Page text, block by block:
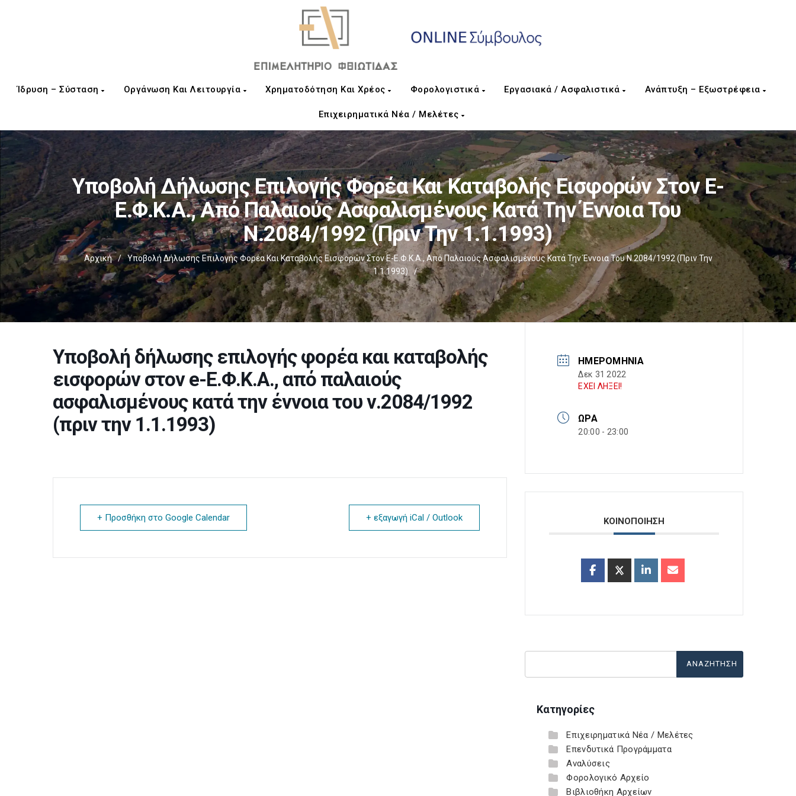
Ίδρυση – Σύσταση Οργάνωση Και Λειτουργία Χρηματοδότηση Και Χρέος Φορολογιστικά Εργασιακά / Ασφαλιστικά Ανάπτυξη – Εξωστρέφεια
Επιχειρηματικά Νέα / Μελέτες
Υποβολή Δήλωσης Επιλογής Φορέα Και Καταβολής Εισφορών Στον E-
Ε.Φ.Κ.Α., Από Παλαιούς Ασφαλισμένους Κατά Την Έννοια Του
Ν.2084/1992 (πριν Την 1.1.1993)
Αρχική /
Υποβολή Δήλωσης Επιλογής Φορέα Και Καταβολής Εισφορών Στον E-Ε.Φ.Κ.Α., Από Παλαιούς Ασφαλισμένους Κατά Την Έννοια Του Ν.2084/1992 (πριν Την
1.1.1993)
/
Υποβολή δήλωσης επιλογής φορέα και καταβολής
εισφορών στον e-Ε.Φ.Κ.Α., από παλαιούς
ασφαλισμένους κατά την έννοια του ν.2084/1992
(πριν την 1.1.1993)
+ Προσθήκη στο Google Calendar + εξαγωγή iCal / Outlook
ΗΜΕΡΟΜΗΝΊΑ
Δεκ 31 2022
ΕΧΕΙ ΛΗΞΕΙ!
ΏΡΑ
20:00 - 23:00
ΚΟΙΝΟΠΟΙΗΣΗ
Κατηγορίες
Επιχειρηματικά Νέα / Μελέτες
Επενδυτικά Προγράμματα
Αναλύσεις
Φορολογικό Αρχείο
Βιβλιοθήκη Αρχείων